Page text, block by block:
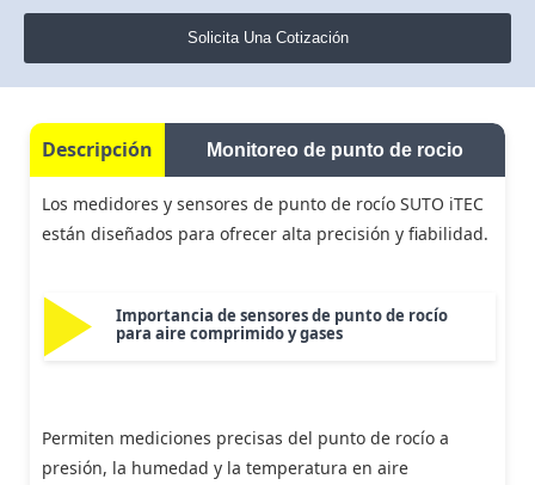
Aspiradora neumática de rebaba Chip Vac Exair
Aspiradora neumática manual Vac-u-Gun Exair
Jet de aire Ionizado – Ion Air Jet Exair Gen 4
Medidor digital de estática Exair
Punto antiestático generador de iones – Ionizing Point Exair Gen 4
Ionizador Varistat
Sistema de enfriamiento miniatura – Mini Cooler Exair
Sistemas de enfriamiento para mecanizado en seco – Cold Gun Exair
Sistema de enfriamiento ajustable – Adjustable Spot Cooler Exair
Sistema de enfriamiento miniatura – Mini Cooler Exair
Boquillas de aire – Súper Air Nozzle Exair
Enfriadores de tablero – Cabinet Cooler Exair
STSD-VSD Series
STS Series
STSH-VSD Series 290 PSI
STS 40 Series
Solicita Una Cotización
Descripción Monitoreo de punto de rocio
Los medidores y sensores de punto de rocío SUTO iTEC
están diseñados para ofrecer alta precisión y fiabilidad.
Importancia de sensores de punto de rocío
para aire comprimido y gases
Permiten mediciones precisas del punto de rocío a
presión, la humedad y la temperatura en aire